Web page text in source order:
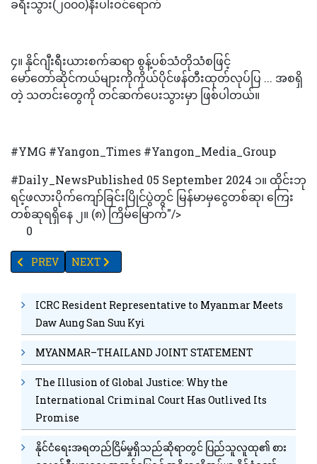
ခရီးသွား(၂၀၀၀)နီးပါးဝင်ရောက်
၄။ နိုင်ဂျီးရီးယားစက်ဆရာ စွန့်ပစ်သံတိုသံစဖြင့်
မော်တော်ဆိုင်ကယ်များကိုကိုယ်ပိုင်ဖန်တီးထုတ်လုပ်ပြ ... အစရှိ
တဲ့ သတင်းတွေကို တင်ဆက်ပေးသွားမှာ ဖြစ်ပါတယ်။
#YMG #Yangon_Times #Yangon_Media_Group
#Daily_NewsPublished 05 September 2024 ၁။ ထိုင်းဘု
ရင့်ဖလားပိုက်ကျော်ခြင်းပြိုင်ပွဲတွင် မြန်မာမှငွေတစ်ဆု၊ ကြေး
တစ်ဆုရရှိနေ ၂။ (၈) ကြိမ်မြောက်"/>
0
PREVIOUS ARTICLE: ရန်ကုန်ရွှေ ရည်ညွှန်းဈေးတစ်ရက်အတွင်း ကျ
PREV NEXT ARTICLE: ပြည်ပသို့ ဒေါ်လာသန်း၁၀၀ကျော်တန်
NEXT
ICRC Resident Representative to Myanmar Meets
Daw Aung San Suu Kyi
MYANMAR–THAILAND JOINT STATEMENT
The Illusion of Global Justice: Why the
International Criminal Court Has Outlived Its
Promise
နိုင်ငံရေးအရတည်ငြိမ်မှုရှိသည်ဆိုရာတွင် ပြည်သူလူထု၏ စား